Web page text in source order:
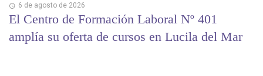
6 de agosto de 2026
El Centro de Formación Laboral Nº 401
amplía su oferta de cursos en Lucila del Mar